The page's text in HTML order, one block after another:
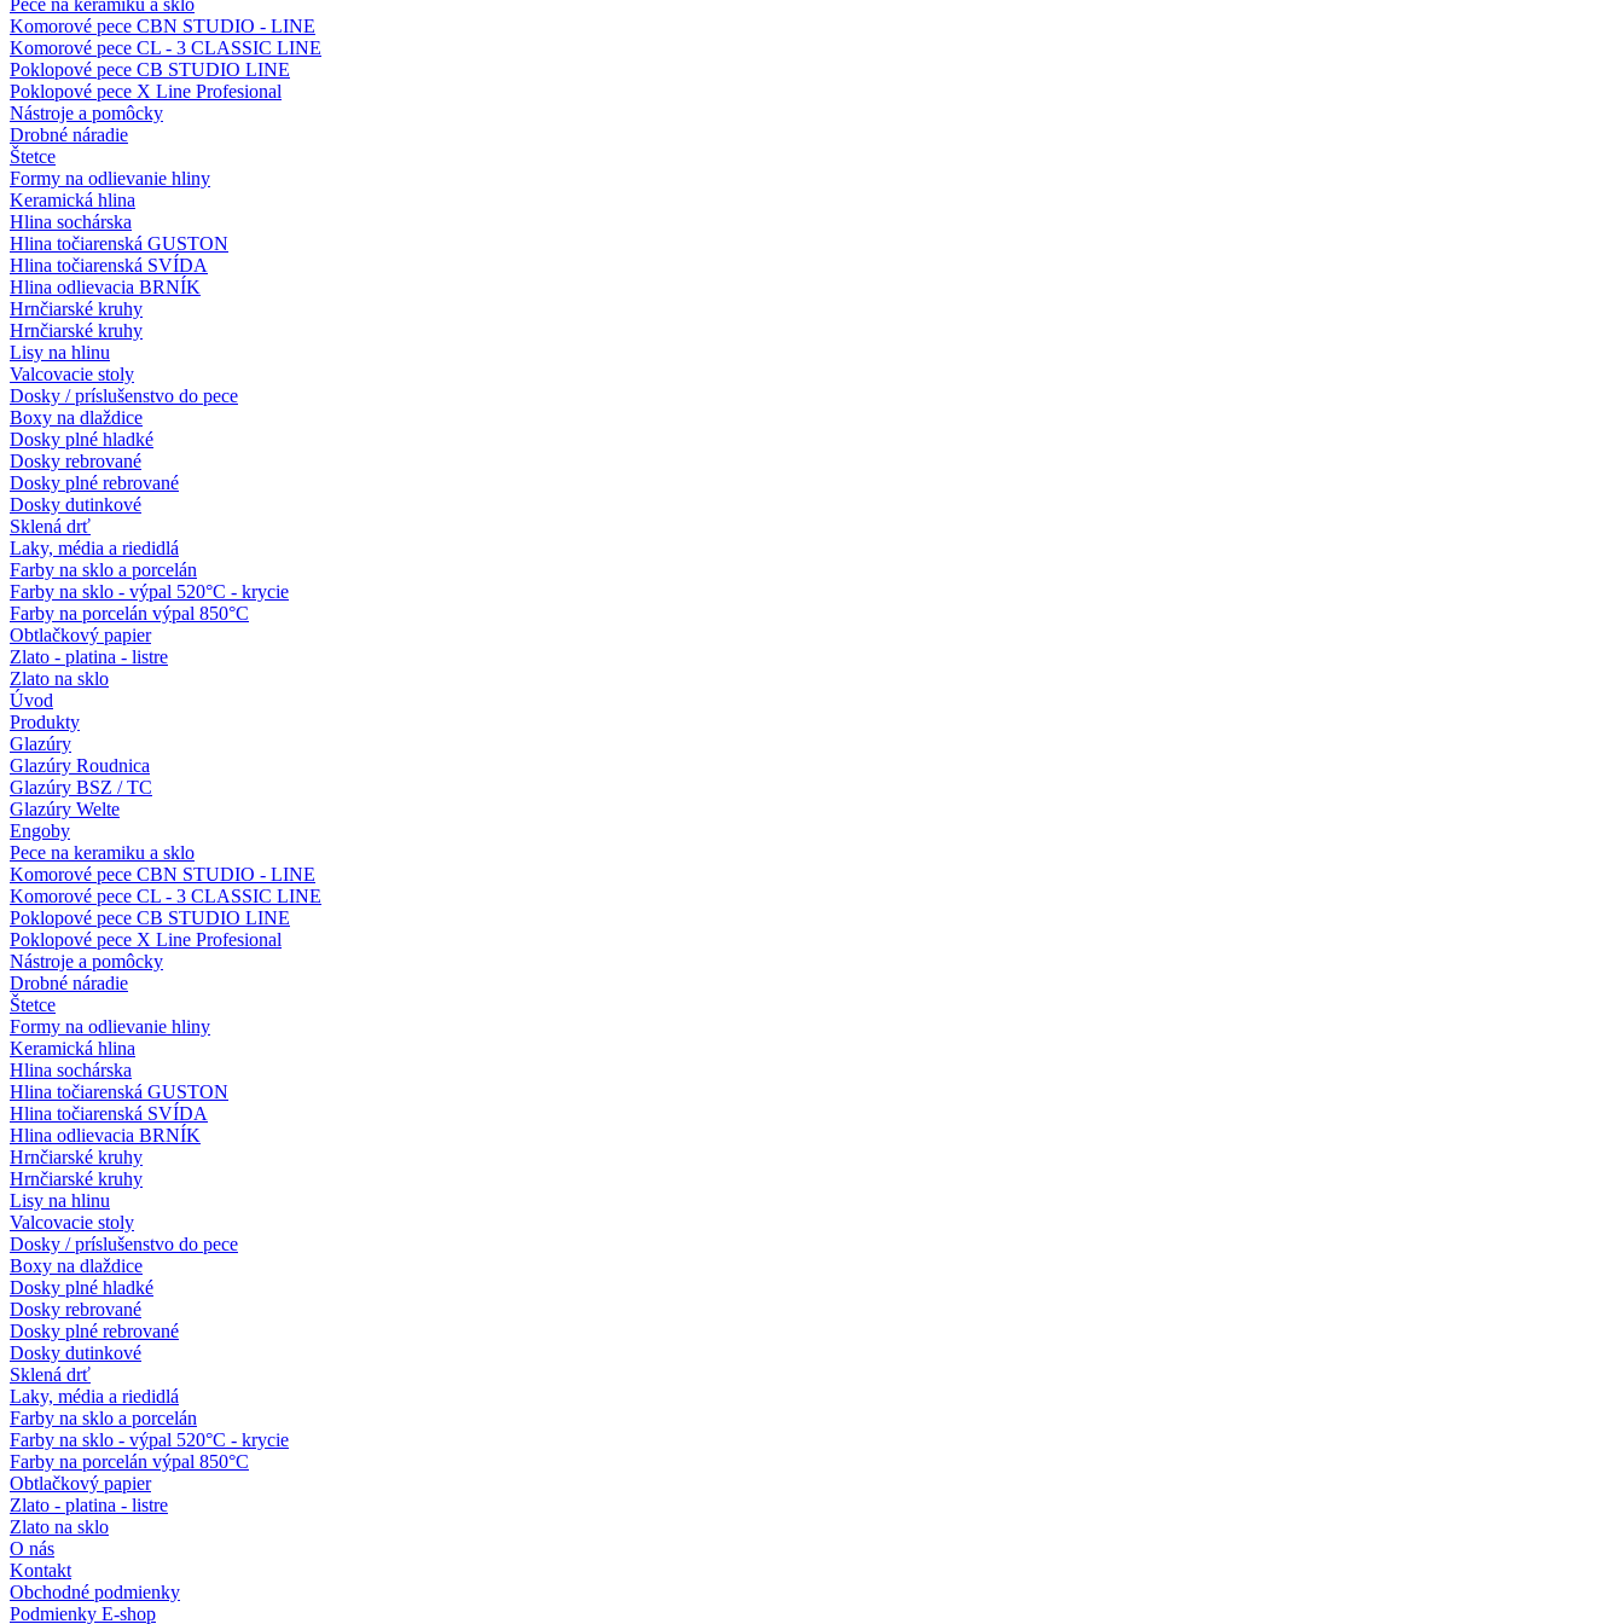
Komorové pece CBN STUDIO - LINE
Komorové pece CL - 3 CLASSIC LINE
Poklopové pece CB STUDIO LINE
Poklopové pece X Line Profesional
Nástroje a pomôcky
Drobné náradie
Štetce
Formy na odlievanie hliny
Keramická hlina
Hlina sochárska
Hlina točiarenská GUSTON
Hlina točiarenská SVÍDA
Hlina odlievacia BRNÍK
Hrnčiarské kruhy
Hrnčiarské kruhy
Lisy na hlinu
Valcovacie stoly
Dosky / príslušenstvo do pece
Boxy na dlaždice
Dosky plné hladké
Dosky rebrované
Dosky plné rebrované
Dosky dutinkové
Sklená drť
Laky, média a riedidlá
Farby na sklo a porcelán
Farby na sklo - výpal 520°C - krycie
Farby na porcelán výpal 850°C
Obtlačkový papier
Zlato - platina - listre
Zlato na sklo
Úvod
Produkty
Glazúry
Glazúry Roudnica
Glazúry BSZ / TC
Glazúry Welte
Engoby
Pece na keramiku a sklo
Komorové pece CBN STUDIO - LINE
Komorové pece CL - 3 CLASSIC LINE
Poklopové pece CB STUDIO LINE
Poklopové pece X Line Profesional
Nástroje a pomôcky
Drobné náradie
Štetce
Formy na odlievanie hliny
Keramická hlina
Hlina sochárska
Hlina točiarenská GUSTON
Hlina točiarenská SVÍDA
Hlina odlievacia BRNÍK
Hrnčiarské kruhy
Hrnčiarské kruhy
Lisy na hlinu
Valcovacie stoly
Dosky / príslušenstvo do pece
Boxy na dlaždice
Dosky plné hladké
Dosky rebrované
Dosky plné rebrované
Dosky dutinkové
Sklená drť
Laky, média a riedidlá
Farby na sklo a porcelán
Farby na sklo - výpal 520°C - krycie
Farby na porcelán výpal 850°C
Obtlačkový papier
Zlato - platina - listre
Zlato na sklo
O nás
Kontakt
Obchodné podmienky
Podmienky E-shop